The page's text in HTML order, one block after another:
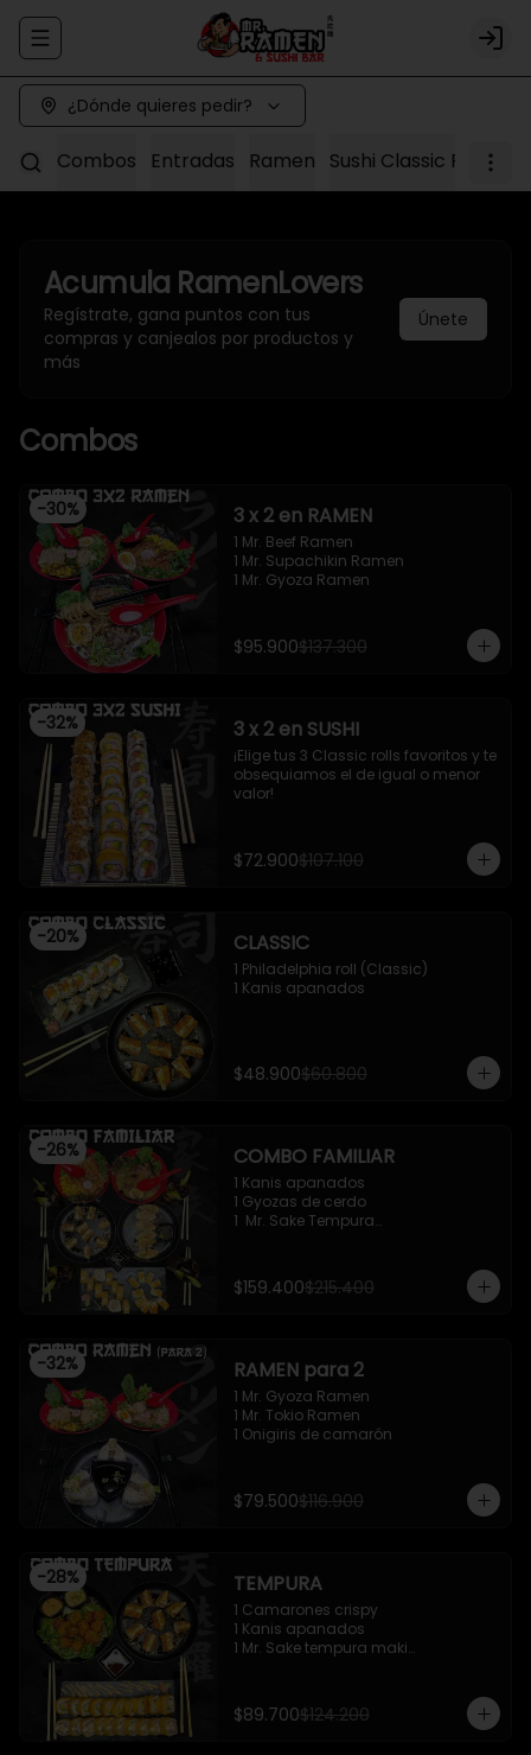
Abrir menu de navegación Login
¿Dónde quieres pedir?
Combos Entradas Ramen Sushi Classic Roll
Acumula RamenLovers
Regístrate, gana puntos con tus
compras y canjealos por productos y
más
Únete
Combos
-30% 3 x 2 en RAMEN
1 Mr. Beef Ramen
1 Mr. Supachikin Ramen
1 Mr. Gyoza Ramen
$95.900$137.300
-32% 3 x 2 en SUSHI
¡Elige tus 3 Classic rolls favoritos y te
obsequiamos el de igual o menor
valor!
$72.900$107.100
-20% CLASSIC
1 Philadelphia roll (Classic)
1 Kanis apanados
$48.900$60.800
-26% COMBO FAMILIAR
1 Kanis apanados
1 Gyozas de cerdo
1  Mr. Sake Tempura
1 Mr. Beef Ramen
$159.400$215.400
-32% RAMEN para 2
1 Mr. Gyoza Ramen
1 Mr. Tokio Ramen
1 Onigiris de camarón
$79.500$116.900
-28% TEMPURA
1 Camarones crispy
1 Kanis apanados
1 Mr. Sake tempura maki
$89.700$124.200